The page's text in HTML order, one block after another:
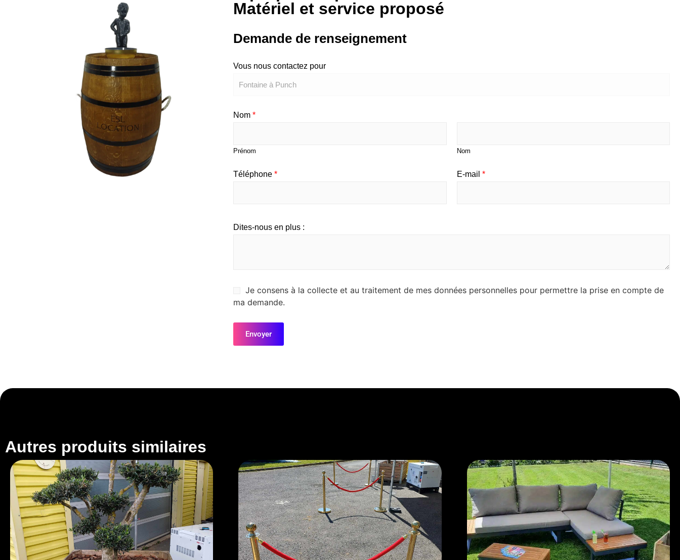
Matériel et service proposé
Demande de renseignement
Vous nous contactez pour
Nom*
Prénom Nom
Téléphone* E-mail *
Dites-nous en plus :
Je consens à la collecte et au traitement de mes données personnelles pour permettre la prise en compte de
ma demande.
Envoyer
Autres produits similaires